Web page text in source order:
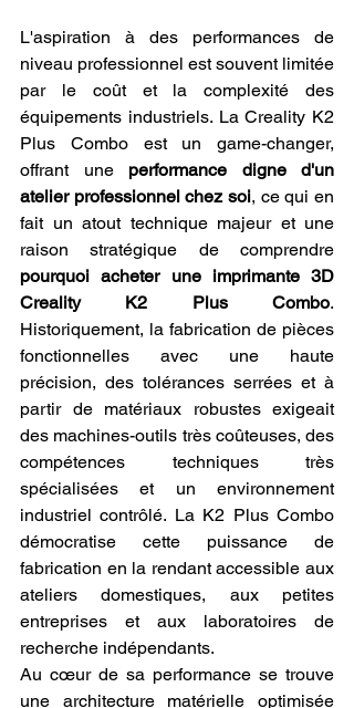
L'aspiration à des performances de
niveau professionnel est souvent limitée
par le coût et la complexité des
équipements industriels. La Creality K2
Plus Combo est un game-changer,
offrant une performance digne d'un
atelier professionnel chez soi, ce qui en
fait un atout technique majeur et une
pourquoi acheter une imprimante 3D
Creality K2 Plus Combo.
Historiquement, la fabrication de pièces
fonctionnelles avec une haute
précision, des tolérances serrées et à
partir de matériaux robustes exigeait
des machines-outils très coûteuses, des
compétences techniques très
spécialisées et un environnement
industriel contrôlé. La K2 Plus Combo
démocratise cette puissance de
fabrication en la rendant accessible aux
ateliers domestiques, aux petites
entreprises et aux laboratoires de
recherche indépendants.
Au cœur de sa performance se trouve
une architecture matérielle optimisée